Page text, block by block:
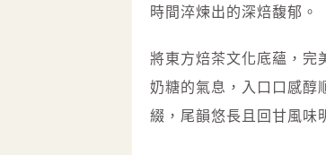
時間淬煉出的深焙馥郁。
將東方焙茶文化底蘊，
奶糖的氣息，入口口感醇
綴，尾韻悠長且回甘風味